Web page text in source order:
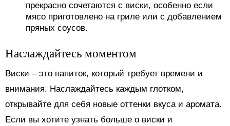
прекрасно сочетаются с виски, особенно если
мясо приготовлено на гриле или с добавлением
пряных соусов.
Наслаждайтесь моментом
Виски – это напиток, который требует времени и
внимания. Наслаждайтесь каждым глотком,
открывайте для себя новые оттенки вкуса и аромата.
Если вы хотите узнать больше о виски и